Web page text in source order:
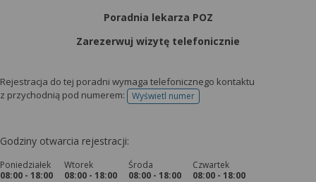
Poradnia lekarza POZ
Zarezerwuj wizytę telefonicznie
Rejestracja do tej poradni wymaga telefonicznego kontaktu
z przychodnią pod numerem:
Wyświetl numertelefonu do rejestracji
Godziny otwarcia rejestracji:
Poniedziałek
08:00 - 18:00
Wtorek
08:00 - 18:00
Środa
08:00 - 18:00
Czwartek
08:00 - 18:00